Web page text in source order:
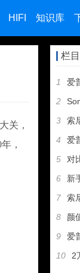
HIFI 知识库
关，
，
栏
1
爱
2
3
索尼
4
爱
5
对
6
新
7
索尼
8
颜值
9
爱普
10
2